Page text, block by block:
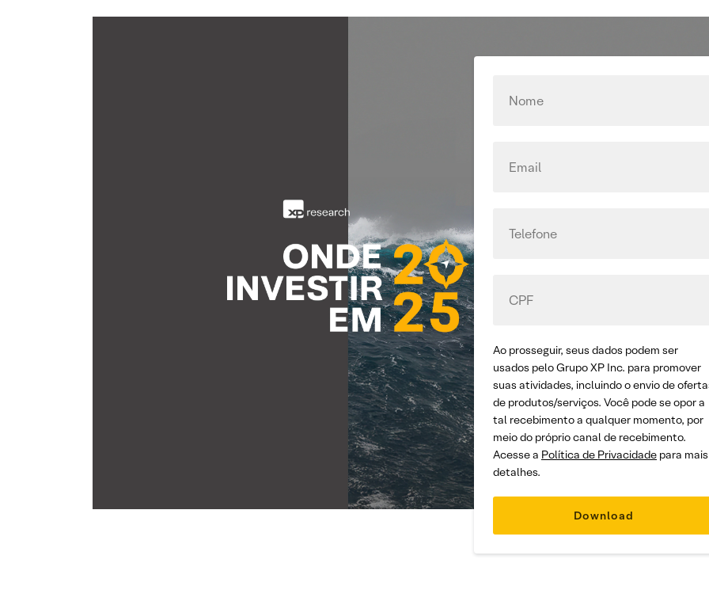
Ao prosseguir, seus dados podem ser
usados pelo Grupo XP Inc. para promover
suas atividades, incluindo o envio de
de produtos/serviços. Você pode se opor a
tal recebimento a qualquer momento, por
meio do próprio canal de recebimento.
Acesse a Política de Privacidade para mais
detalhes.